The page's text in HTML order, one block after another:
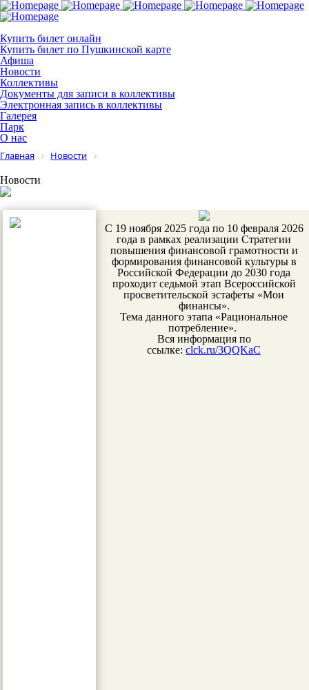
Купить билет онлайн
Купить билет по Пушкинской карте
Афиша
Новости
Коллективы
Документы для записи в коллективы
Электронная запись в коллективы
Галерея
Парк
О нас
Главная Новости
Новости
С 19 ноября 2025 года по 10 февраля 2026
года в рамках реализации Стратегии
повышения финансовой грамотности и
формирования финансовой культуры в
Российской Федерации до 2030 года
проходит седьмой этап Всероссийской
просветительской эстафеты «Мои
финансы».
Тема данного этапа «Рациональное
потребление».
Вся информация по
ссылке:clck.ru/3QQKaC